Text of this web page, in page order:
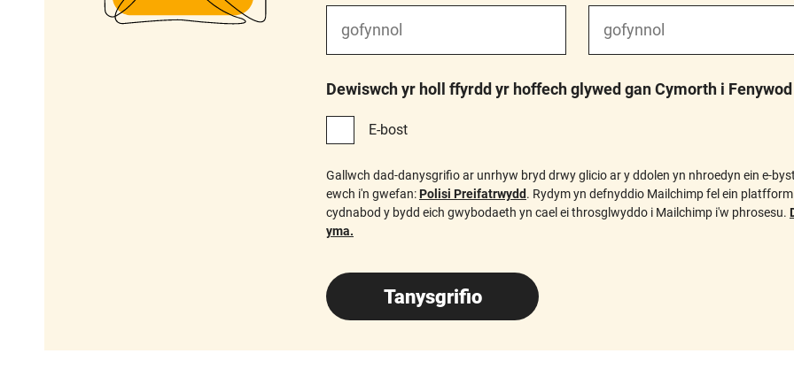
Dewiswch yr holl ffyrdd yr hoffech glywed gan Cymorth i
E-bost
Gallwch dad-danysgrifio ar unrhyw bryd drwy glicio ar y ddolen yn nhroedyn ein e-
ewch i'n gwefan:Polisi Preifatrwydd. Rydym yn defnyddio Mailchimp fel ein
cydnabod y bydd eich gwybodaeth yn cael ei throsglwyddo i Mailchimp i'w phrosesu.
yma.
Tanysgrifio